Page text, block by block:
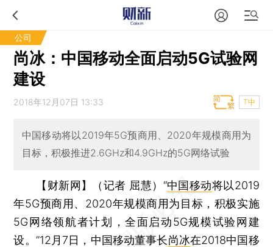
公司
尚冰：中国移动全面启动5G试验网
建设
2018年12月07日 13:33 T中
中国移动将以2019年5G预商用、2020年规模商用为
目标，积极推进2.6GHz和4.9GHz的5G网络试验
【财新网】（记者 屈慧） “中国移动将以2019
年5G预商用、2020年规模商用为目标，积极实施
5G网络领航者计划，全面启动5G规模试验网建
设。”12月7日，中国移动董事长尚冰在2018中国移